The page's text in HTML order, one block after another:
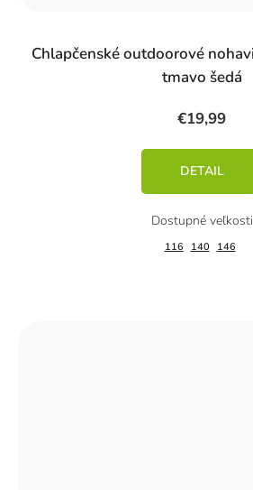
Chlapčenské outdoorové
tmavo šedá
€19,99
DETAIL
116 140 146